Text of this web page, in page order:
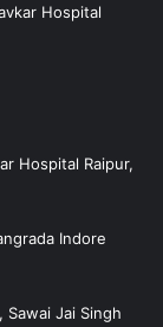
Hospital
Hospital Raipur,
Indore
Jai Singh